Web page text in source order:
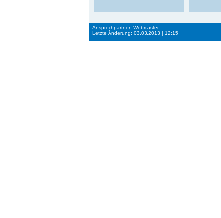
Ansprechpartner:Webmaster
Letzte Änderung: 03.03.2013 | 12:15